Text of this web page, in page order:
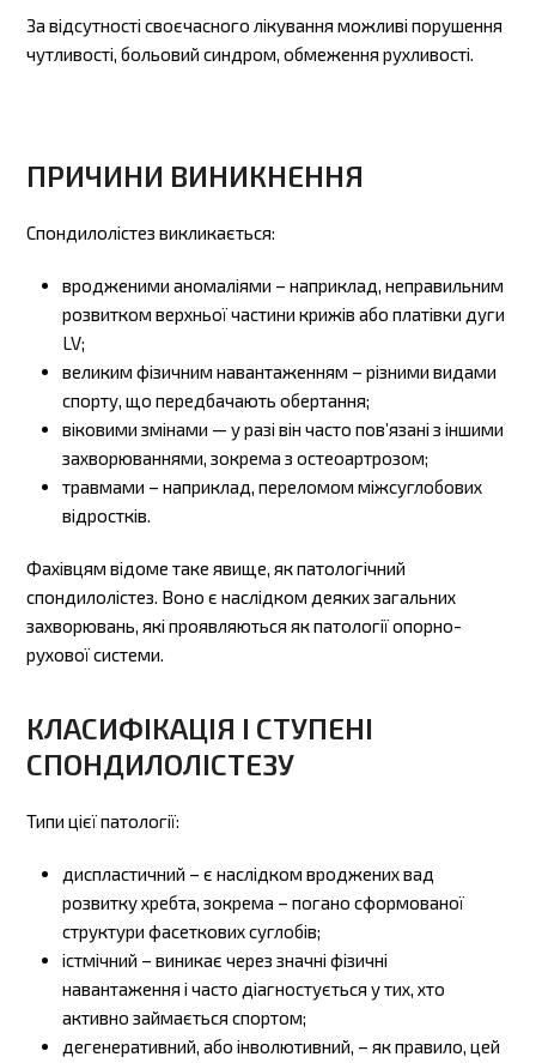
За відсутності своєчасного лікування можливі порушення
чутливості, больовий синдром, обмеження рухливості.
ПРИЧИНИ ВИНИКНЕННЯ
Спондилолістез викликається:
вродженими аномаліями – наприклад, неправильним
розвитком верхньої частини крижів або платівки дуги
LV;
великим фізичним навантаженням – різними видами
спорту, що передбачають обертання;
віковими змінами — у разі він часто пов’язані з іншими
захворюваннями, зокрема з остеоартрозом;
травмами – наприклад, переломом міжсуглобових
відростків.
Фахівцям відоме таке явище, як патологічний
спондилолістез. Воно є наслідком деяких загальних
захворювань, які проявляються як патології опорно-
рухової системи.
КЛАСИФІКАЦІЯ І СТУПЕНІ
СПОНДИЛОЛІСТЕЗУ
Типи цієї патології:
диспластичний – є наслідком вроджених вад
розвитку хребта, зокрема – погано сформованої
структури фасеткових суглобів;
істмічний – виникає через значні фізичні
навантаження і часто діагностується у тих, хто
активно займається спортом;
дегенеративний, або інволютивний, – як правило, цей